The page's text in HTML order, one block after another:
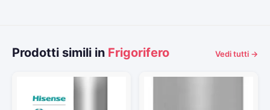
Prodotti simili in Frigorifero Vedi tutti →